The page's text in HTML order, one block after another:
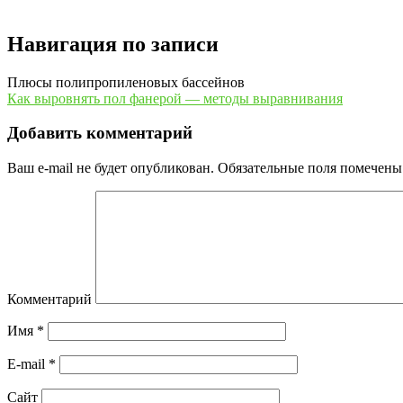
Навигация по записи
Плюсы полипропиленовых бассейнов
Как выровнять пол фанерой — методы выравнивания
Добавить комментарий
Ваш e-mail не будет опубликован. Обязательные поля
Комментарий
Имя *
E-mail *
Сайт